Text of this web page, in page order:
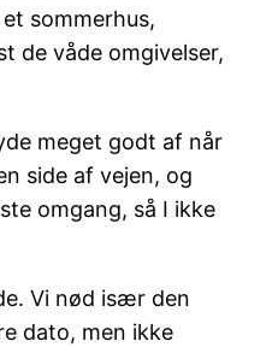
sommerhus,
de våde omgivelser,
meget godt af når
side af vejen, og
omgang, så I ikke
Vi nød især den
dato, men ikke